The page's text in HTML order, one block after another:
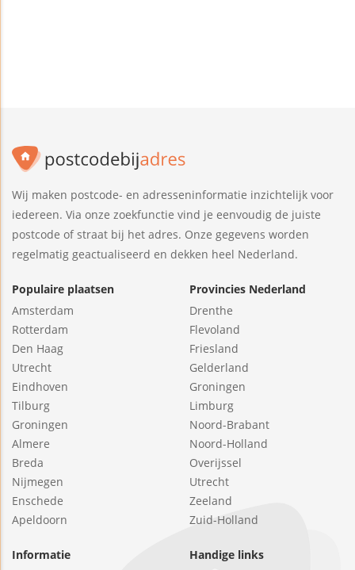
Wij maken postcode- en adresseninformatie inzichtelijk voor
iedereen. Via onze zoekfunctie vind je eenvoudig de juiste
postcode of straat bij het adres. Onze gegevens worden
regelmatig geactualiseerd en dekken heel Nederland.
Populaire plaatsen
Amsterdam
Rotterdam
Den Haag
Utrecht
Eindhoven
Tilburg
Groningen
Almere
Breda
Nijmegen
Enschede
Apeldoorn
Provincies Nederland
Drenthe
Flevoland
Friesland
Gelderland
Groningen
Limburg
Noord-Brabant
Noord-Holland
Overijssel
Utrecht
Zeeland
Zuid-Holland
Informatie
Handige links